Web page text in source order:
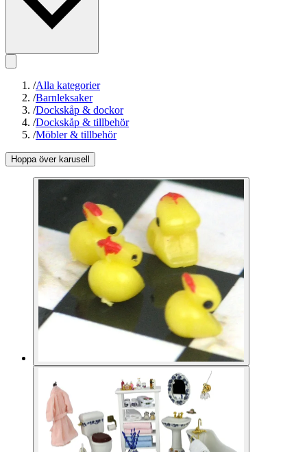
/Alla kategorier
/Barnleksaker
/Dockskåp & dockor
/Dockskåp & tillbehör
/Möbler & tillbehör
Hoppa över karusell